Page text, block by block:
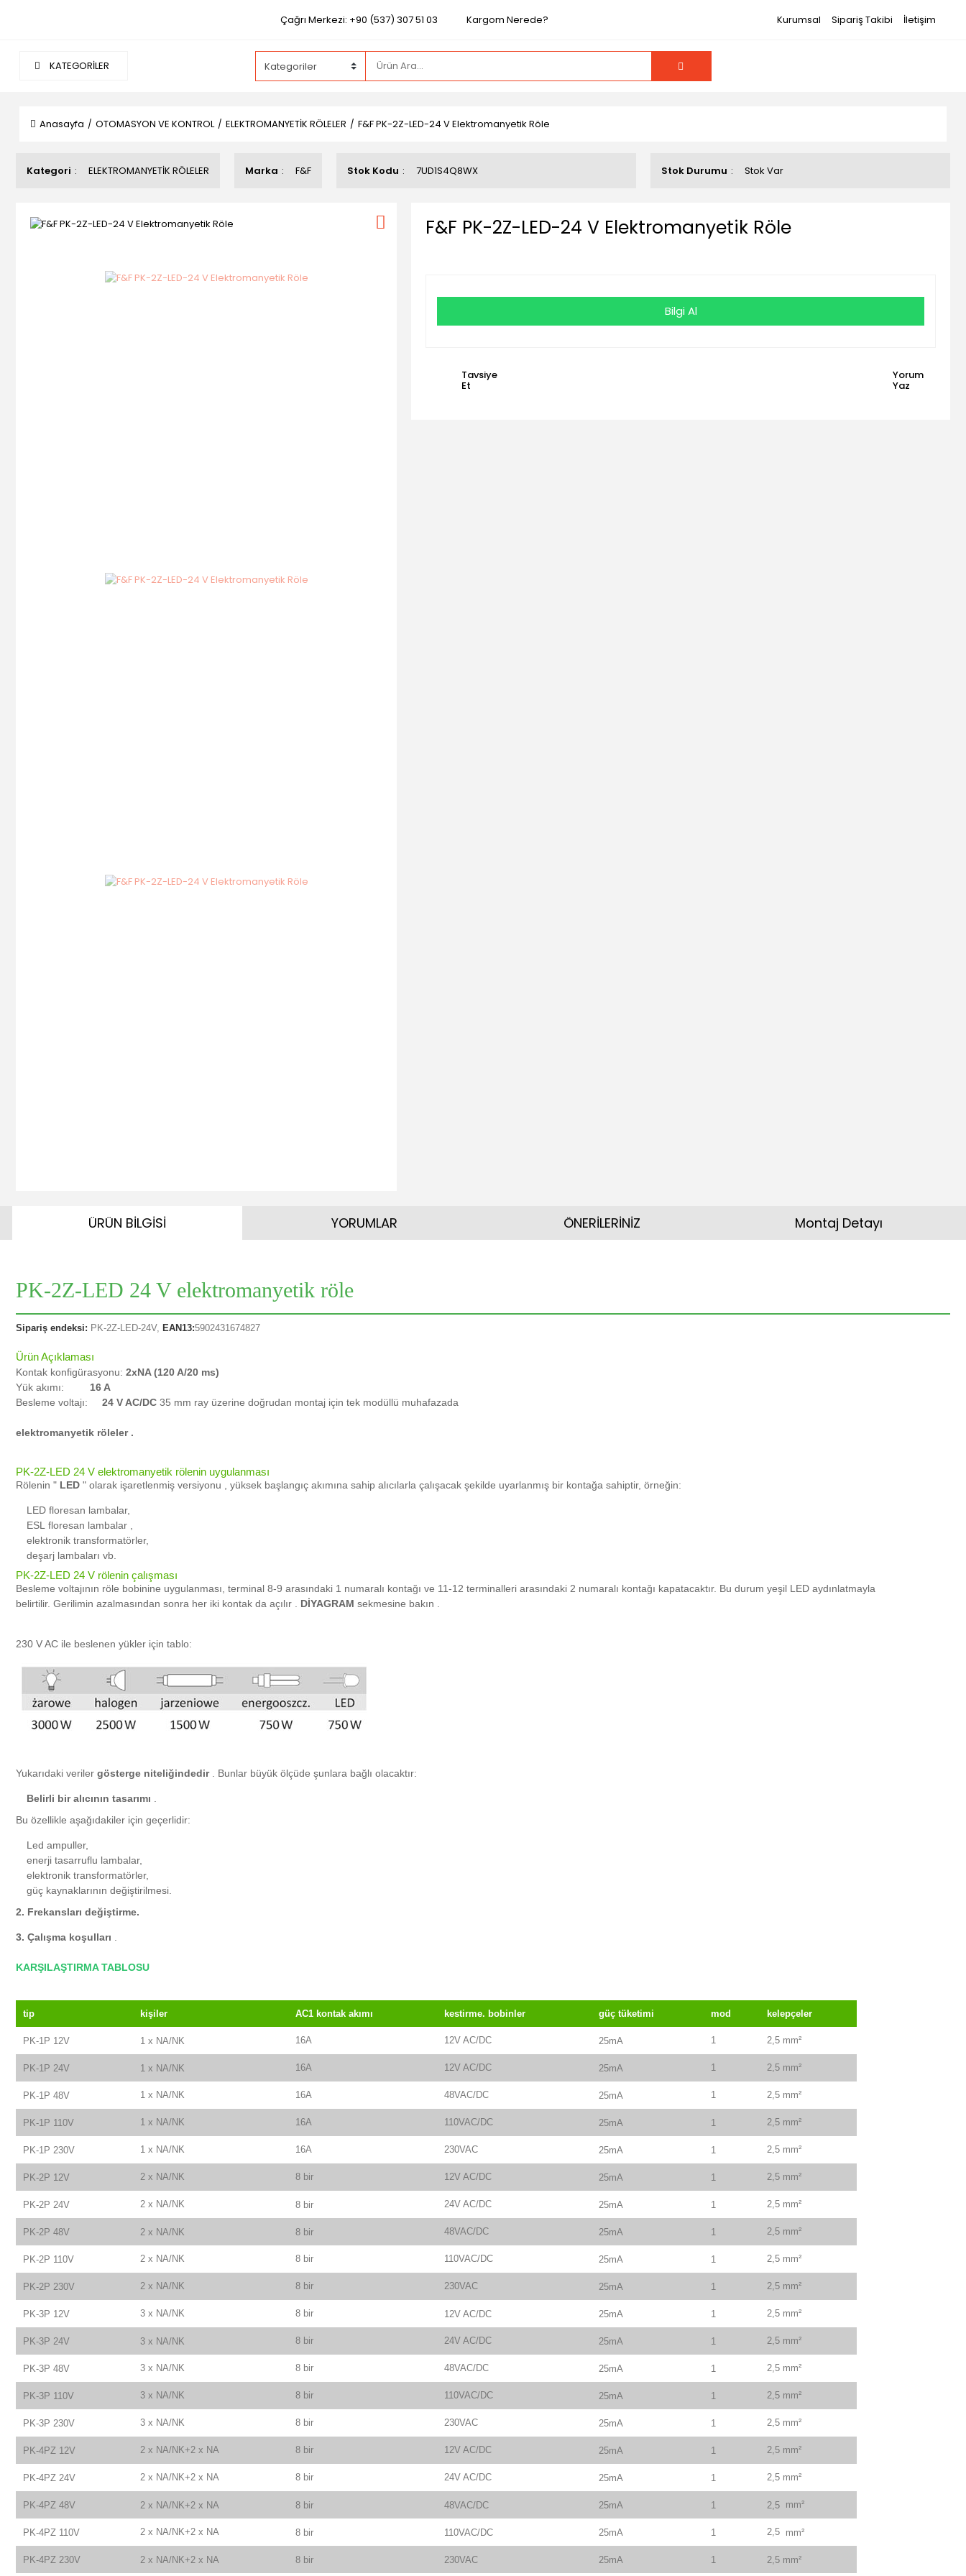
Çağrı Merkezi: +90 (537) 307 51 03 Kargom Nerede? Kurumsal Sipariş Takibi İletişim
KATEGORİLER
Anasayfa OTOMASYON VE KONTROL ELEKTROMANYETİK RÖLELER F&F PK-2Z-LED-24 V Elektromanyetik Röle
Kategori ELEKTROMANYETİK RÖLELER Marka F&F Stok Kodu 7UD1S4Q8WX Stok Durumu Stok Var
F&F PK-2Z-LED-24 V Elektromanyetik Röle
Bilgi Al
Tavsiye
Et
Yorum
Yaz
ÜRÜN BİLGİSİ
PK-2Z-LED 24 V elektromanyetik röle
Sipariş endeksi: PK-2Z-LED-24V, EAN13:5902431674827
Ürün Açıklaması
Kontak konfigürasyonu: 2xNA (120 A/20 ms)
Yük akımı: 16 A
Besleme voltajı:
24 V AC/DC 35 mm ray üzerine doğrudan montaj için tek modüllü muhafazada
elektromanyetik röleler .
PK-2Z-LED 24 V elektromanyetik rölenin uygulanması
Rölenin " LED " olarak işaretlenmiş versiyonu , yüksek başlangıç ​​akımına sahip alıcılarla çalışacak şekilde uyarlanmış bir kontağa sahiptir, örneğin:
LED floresan lambalar,
ESL floresan lambalar
elektronik transformatörler,
deşarj lambaları vb.
PK-2Z-LED 24 V rölenin çalışması
Besleme voltajının röle bobinine uygulanması, terminal 8-9 arasındaki 1 numaralı kontağı ve 11-12 terminalleri arasındaki 2 numaralı kontağı kapatacaktır. Bu durum yeşil LED aydınlatmayla
belirtilir. Gerilimin azalmasından sonra her iki kontak da açılır DİYAGRAM sekmesine bakın
230 V AC ile beslenen yükler için tablo:
Yukarıdaki veriler gösterge niteliğindedir. Bunlar büyük ölçüde şunlara bağlı olacaktır:
Belirli bir alıcının tasarımı
Bu özellikle aşağıdakiler için geçerlidir:
Led ampuller,
enerji tasarruflu lambalar,
elektronik transformatörler,
güç kaynaklarının değiştirilmesi.
2. Frekansları değiştirme.
3. Çalışma koşulları
KARŞILAŞTIRMA TABLOSU
tip kişiler AC1 kontak akımı kestirme. bobinler güç tüketimi mod kelepçeler
PK-1P 12V 1 x NA/NK 16A 12V AC/DC 25mA 1 2,5 mm²
PK-1P 24V 1 x NA/NK 16A 12V AC/DC 25mA 1 2,5 mm²
PK-1P 48V 1 x NA/NK 16A 48VAC/DC 25mA 1 2,5 mm²
PK-1P 110V 1 x NA/NK 16A 110VAC/DC 25mA 1 2,5 mm²
PK-1P 230V 1 x NA/NK 16A 230VAC 25mA 1 2,5 mm²
PK-2P 12V 2 x NA/NK 8 bir 12V AC/DC 25mA 1 2,5 mm²
PK-2P 24V 2 x NA/NK 8 bir 24V AC/DC 25mA 1 2,5 mm²
PK-2P 48V 2 x NA/NK 8 bir 48VAC/DC 25mA 1 2,5 mm²
PK-2P 110V 2 x NA/NK 8 bir 110VAC/DC 25mA 1 2,5 mm²
PK-2P 230V 2 x NA/NK 8 bir 230VAC 25mA 1 2,5 mm²
PK-3P 12V 3 x NA/NK 8 bir 12V AC/DC 25mA 1 2,5 mm²
PK-3P 24V 3 x NA/NK 8 bir 24V AC/DC 25mA 1 2,5 mm²
PK-3P 48V 3 x NA/NK 8 bir 48VAC/DC 25mA 1 2,5 mm²
PK-3P 110V 3 x NA/NK 8 bir 110VAC/DC 25mA 1 2,5 mm²
PK-3P 230V 3 x NA/NK 8 bir 230VAC 25mA 1 2,5 mm²
PK-4PZ 12V 2 x NA/NK+2 x NA 8 bir 12V AC/DC 25mA 1 2,5 mm²
PK-4PZ 24V 2 x NA/NK+2 x NA 8 bir 24V AC/DC 25mA 1 2,5 mm²
PK-4PZ 48V 2 x NA/NK+2 x NA 8 bir 48VAC/DC 25mA 1 2,5 mm²
PK-4PZ 110V 2 x NA/NK+2 x NA 8 bir 110VAC/DC 25mA 1 2,5 mm²
PK-4PZ 230V 2 x NA/NK+2 x NA 8 bir 230VAC 25mA 1 2,5 mm²
YORUMLAR ÖNERİLERİNİZ Montaj Detayı